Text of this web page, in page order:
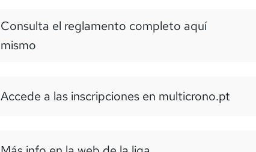
Consulta el reglamento completo aquí
mismo
Accede a las inscripciones en multicrono.pt